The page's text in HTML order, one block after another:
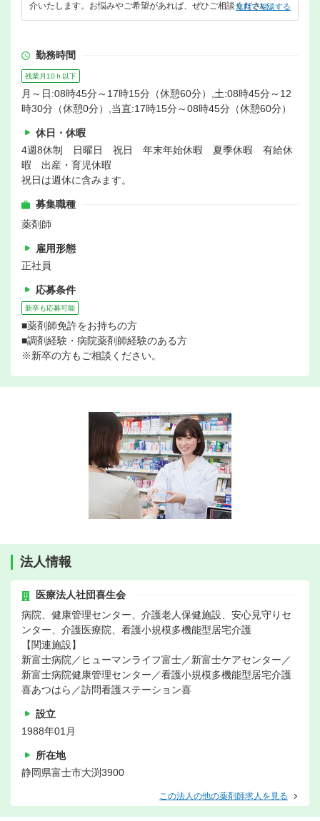
介いたします。お悩みやご希望があれば、ぜひご相談ください。
無料で相談する
勤務時間
残業月10ｈ以下
月～日:08時45分～17時15分（休憩60分）,土:08時45分～12
時30分（休憩0分）,当直:17時15分～08時45分（休憩60分）
休日・休暇
4週8休制 日曜日 祝日 年末年始休暇 夏季休暇 有給休
暇 出産・育児休暇
祝日は週休に含みます。
募集職種
薬剤師
雇用形態
正社員
応募条件
新卒も応募可能
■薬剤師免許をお持ちの方
■調剤経験・病院薬剤師経験のある方
※新卒の方もご相談ください。
法人情報
医療法人社団喜生会
病院、健康管理センター、介護老人保健施設、安心見守りセ
ンター、介護医療院、看護小規模多機能型居宅介護
【関連施設】
新富士病院／ヒューマンライフ富士／新富士ケアセンター／
新富士病院健康管理センター／看護小規模多機能型居宅介護
喜あつはら／訪問看護ステーション喜
設立
1988年01月
所在地
静岡県富士市大渕3900
この法人の他の薬剤師求人を見る